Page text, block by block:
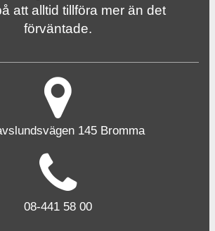
att alltid tillföra mer än det
förväntade.
145 Bromma
08-441 58 00